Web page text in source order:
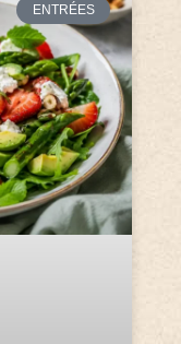
ENTRÉES